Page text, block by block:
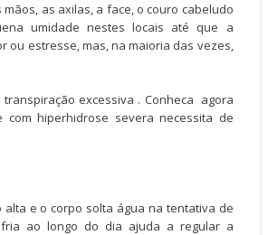
as axilas, a face, o couro cabeludo
umidade nestes locais até que a
ou estresse, mas, na maioria das vezes,
excessiva . Conheca agora
hiperhidrose severa necessita de
e o corpo solta água na tentativa de
ao longo do dia ajuda a regular a